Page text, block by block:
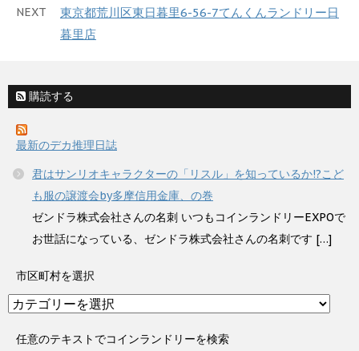
NEXT
東京都荒川区東日暮里6-56-7てんくんランドリー日
暮里店
購読する
最新のデカ推理日誌
君はサンリオキャラクターの「リスル」を知っているか!?こど
も服の譲渡会by多摩信用金庫、の巻
ゼンドラ株式会社さんの名刺 いつもコインランドリーEXPOで
お世話になっている、ゼンドラ株式会社さんの名刺です […]
市区町村を選択
市
町任意のテキストでコインランドリーを検索